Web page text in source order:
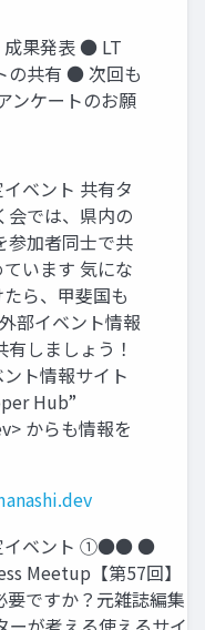
果発表 ● LT
の共有 ● 次回も
ンケートのお願
ベント 共有タ
会では、県内の
参加者同士で共
います 気にな
ら、甲斐国も
部イベント情報
しましょう！
ト情報サイト
Hub”
からも情報を
イベント ①●● ●
Meetup【第57回】
ですか？元雑誌編集